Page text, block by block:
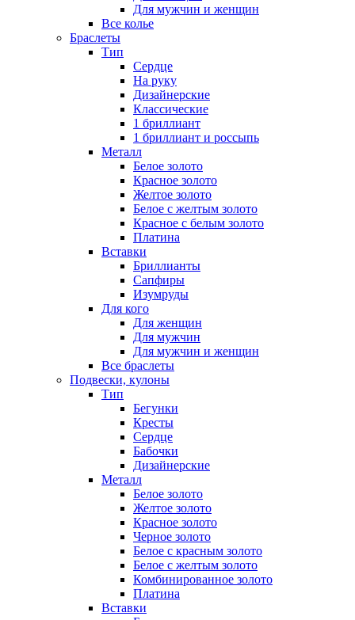
Для мужчин и женщин
Все колье
Браслеты
Тип
Сердце
На руку
Дизайнерские
Классические
1 бриллиант
1 бриллиант и россыпь
Металл
Белое золото
Красное золото
Желтое золото
Белое с желтым золото
Красное с белым золото
Платина
Вставки
Бриллианты
Сапфиры
Изумруды
Для кого
Для женщин
Для мужчин
Для мужчин и женщин
Все браслеты
Подвески, кулоны
Тип
Бегунки
Кресты
Сердце
Бабочки
Дизайнерские
Металл
Белое золото
Желтое золото
Красное золото
Черное золото
Белое с красным золото
Белое с желтым золото
Комбинированное золото
Платина
Вставки